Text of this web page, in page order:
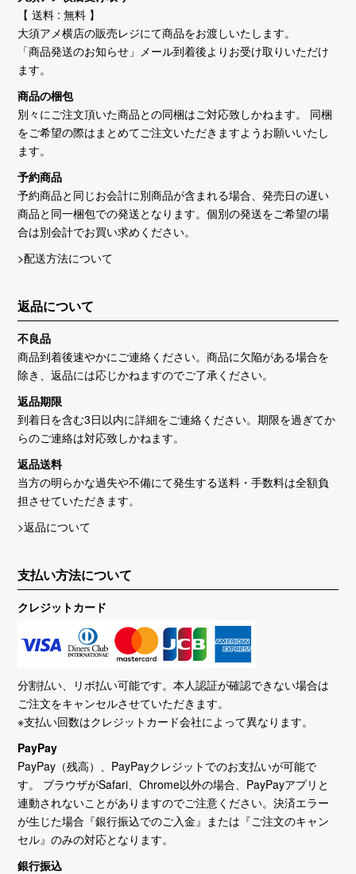
【 送料 : 無料 】
大須アメ横店の販売レジにて商品をお渡しいたします。
「商品発送のお知らせ」メール到着後よりお受け取りいただけ
ます。
商品の梱包
別々にご注文頂いた商品との同梱はご対応致しかねます。 同梱
をご希望の際はまとめてご注文いただきますようお願いいたし
ます。
予約商品
予約商品と同じお会計に別商品が含まれる場合、発売日の遅い
商品と同一梱包での発送となります。個別の発送をご希望の場
合は別会計でお買い求めください。
>配送方法について
返品について
不良品
商品到着後速やかにご連絡ください。商品に欠陥がある場合を
除き、返品には応じかねますのでご了承ください。
返品期限
到着日を含む3日以内に詳細をご連絡ください。期限を過ぎてか
らのご連絡は対応致しかねます。
返品送料
当方の明らかな過失や不備にて発生する送料・手数料は全額負
担させていただきます。
>返品について
支払い方法について
クレジットカード
分割払い、リボ払い可能です。本人認証が確認できない場合は
ご注文をキャンセルさせていただきます。
※支払い回数はクレジットカード会社によって異なります。
PayPay
PayPay（残高）、PayPayクレジットでのお支払いが可能で
す。 ブラウザがSafari、Chrome以外の場合、PayPayアプリと
連動されないことがありますのでご注意ください。決済エラー
が生じた場合『銀行振込でのご入金』または『ご注文のキャン
セル』のみの対応となります。
銀行振込